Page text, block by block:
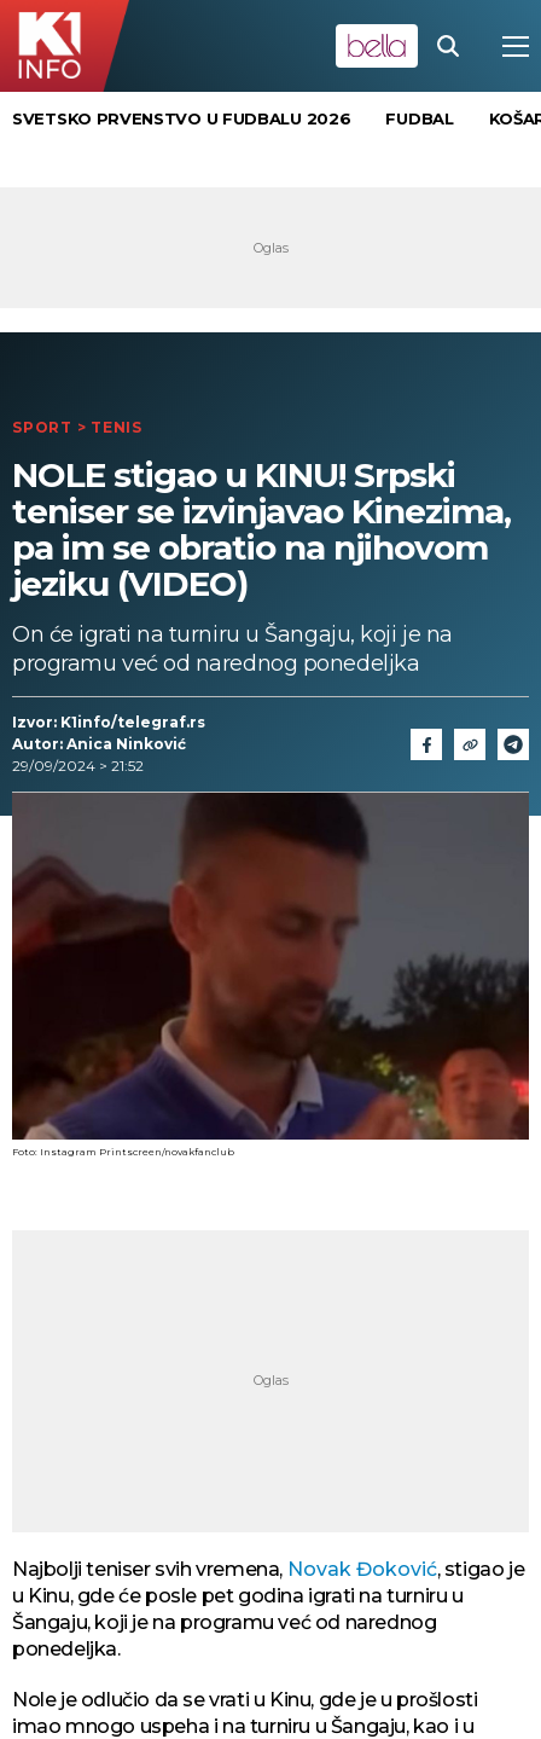
SVETSKO PRVENSTVO U FUDBALU 2026 FUDBAL
SPORT > TENIS
NOLE stigao u KINU! Srpski
teniser se izvinjavao Kinezima,
pa im se obratio na njihovom
jeziku (VIDEO)
On će igrati na turniru u Šangaju, koji je na
programu već od narednog ponedeljka
Izvor: K1info/telegraf.rs
Autor: Anica Ninković
29/09/2024 > 21:52
Foto: Instagram Printscreen/novakfanclub
Najbolji teniser svih vremena, Novak Đoković, stigao je
u Kinu, gde će posle pet godina igrati na turniru u
Šangaju, koji je na programu već od narednog
ponedeljka.
Nole je odlučio da se vrati u Kinu, gde je u prošlosti
imao mnogo uspeha i na turniru u Šangaju, kao i u